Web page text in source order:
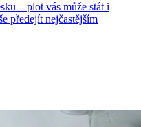
– plot vás může stát i
předejít nejčastějším